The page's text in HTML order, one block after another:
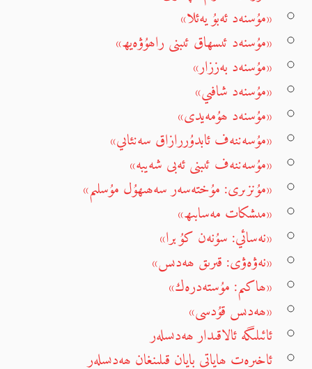
«مۇسنەد ئەبۇ يەئلا»
«مۇسنەد ئىسھاق ئىبنى راھۇۋەيھ»
«مۇسنەد بەززار»
«مۇسنەد شافىي»
«مۇسنەد ھۇمەيدى»
«مۇسەننەف ئابدۇررازاق سەنئاىي»
«مۇسەننەف ئىبنى ئەبى شەيبە»
«مۇنزىرى: مۇختەسەر سەھىھۇل مۇسلىم»
«مىشكات مەسابىھ»
«نەسائي: سۇنەن كۇبرا»
«نەۋەۋى: قىرىق ھەدىس»
«ھاكىم: مۇستەدرەك»
«ھەدىس قۇدسى»
ئائىلىگە ئالاقىدار ھەدىسلەر
ئاخىرەت ھاياتى بايان قىلىنغان ھەدىسلەر